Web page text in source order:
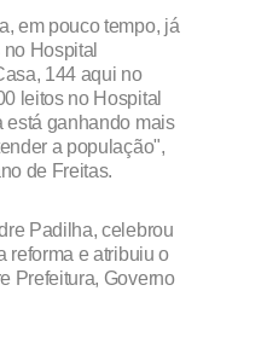
em pouco tempo, já
Hospital
144 aqui no
leitos no Hospital
está ganhando mais
a população",
de Freitas.
Padilha, celebrou
reforma e atribuiu o
Prefeitura, Governo